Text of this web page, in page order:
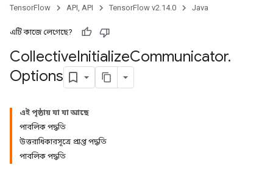
TensorFlow API, API TensorFlow v2.14.0 Java
এটি কাজে লেগেছে?
CollectiveInitializeCommunicator.
Options
এই পৃষ্ঠায় যা যা আছে
পাবলিক পদ্ধতি
উত্তরাধিকারসূত্রে প্রাপ্ত পদ্ধতি
পাবলিক পদ্ধতি